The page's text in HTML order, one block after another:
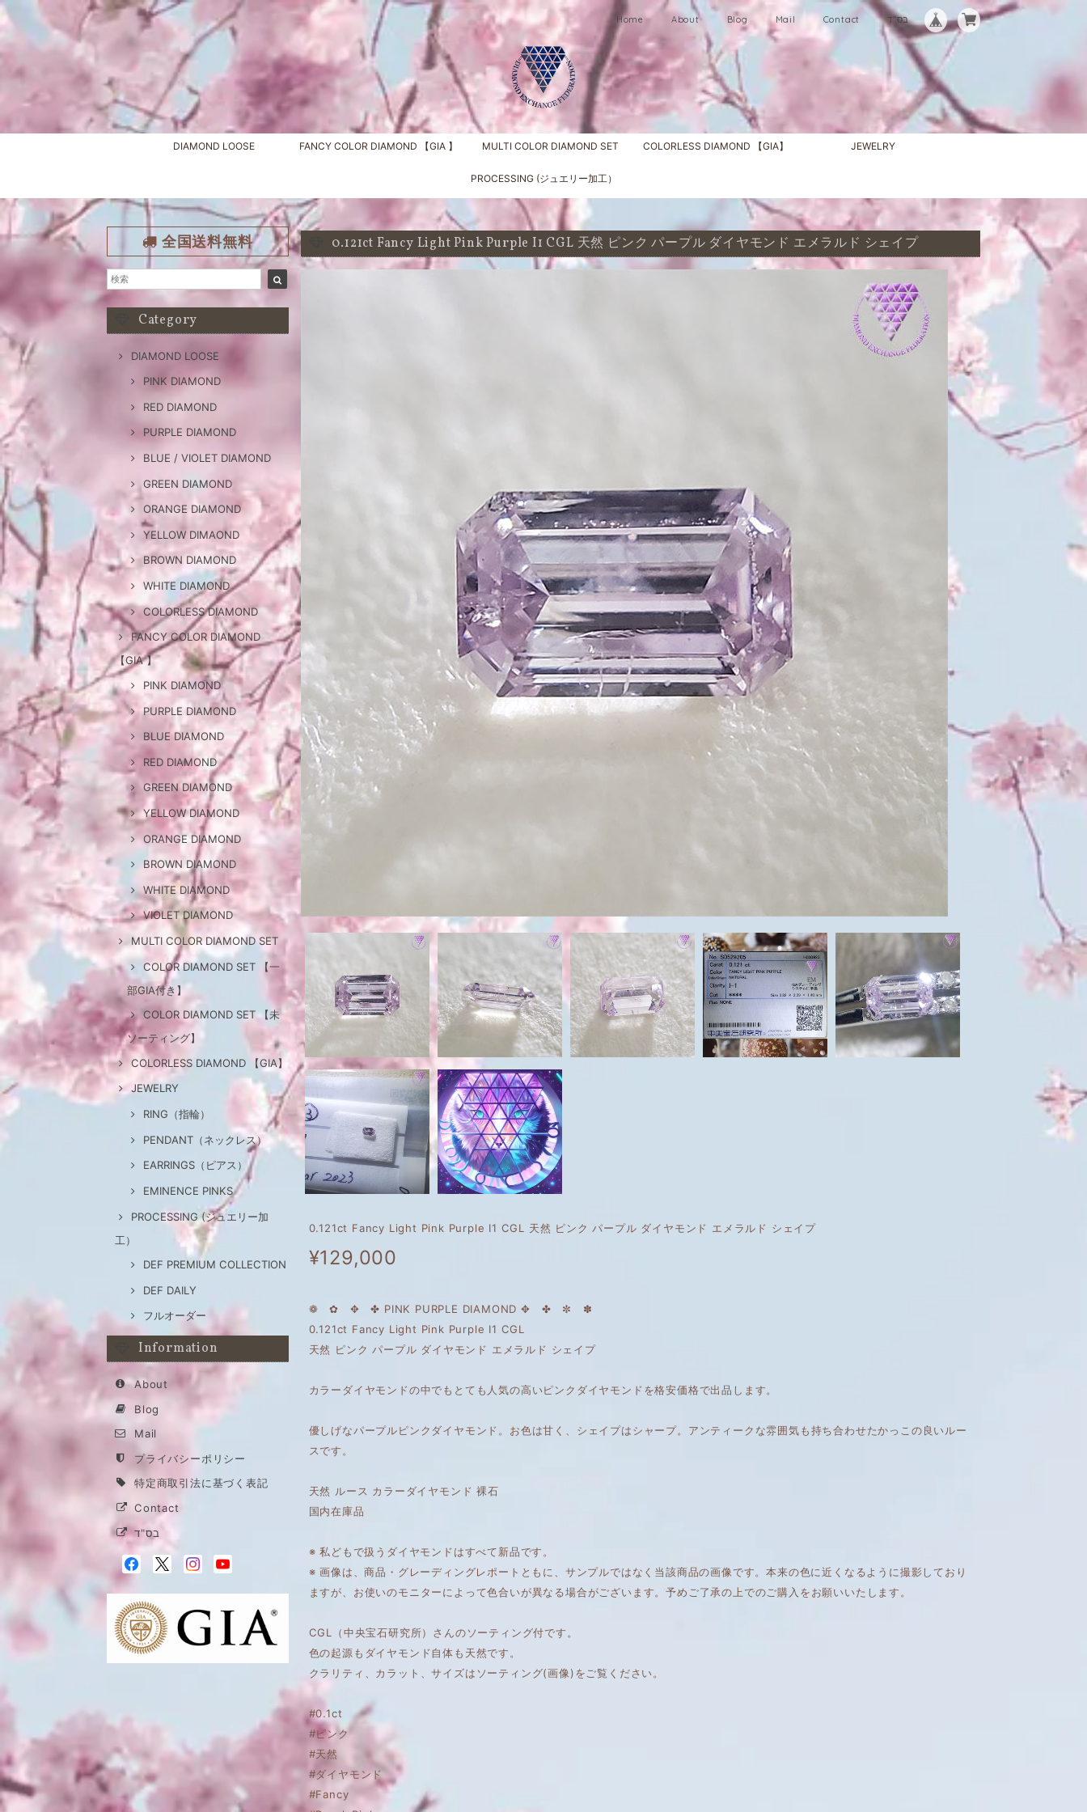
Home About Blog Mail Contact בס"ד
DIAMOND LOOSE FANCY COLOR DIAMOND 【GIA 】 MULTI COLOR DIAMOND SET COLORLESS DIAMOND 【GIA】 JEWELRY
PROCESSING (ジュエリー加工）
全国送料無料
Category
DIAMOND LOOSE
PINK DIAMOND
RED DIAMOND
PURPLE DIAMOND
BLUE / VIOLET DIAMOND
GREEN DIAMOND
ORANGE DIAMOND
YELLOW DIMAOND
BROWN DIAMOND
WHITE DIAMOND
COLORLESS DIAMOND
FANCY COLOR DIAMOND
【GIA 】
PINK DIAMOND
PURPLE DIAMOND
BLUE DIAMOND
RED DIAMOND
GREEN DIAMOND
YELLOW DIAMOND
ORANGE DIAMOND
BROWN DIAMOND
WHITE DIAMOND
VIOLET DIAMOND
MULTI COLOR DIAMOND SET
COLOR DIAMOND SET 【一
部GIA付き】
COLOR DIAMOND SET 【未
ソーティング】
COLORLESS DIAMOND 【GIA】
JEWELRY
RING（指輪）
PENDANT（ネックレス）
EARRINGS（ピアス）
EMINENCE PINKS
PROCESSING (ジュエリー加
工）
DEF PREMIUM COLLECTION
DEF DAILY
フルオーダー
Information
About
Blog
Mail
プライバシーポリシー
特定商取引法に基づく表記
Contact
בס"ד
0.121ct Fancy Light Pink Purple I1 CGL 天然 ピンク パープル ダイヤモンド エメラルド シェイプ
0.121ct Fancy Light Pink Purple I1 CGL 天然 ピンク パープル ダイヤモンド エメラルド シェイプ
¥129,000
❁ ✿ ✥ ✤ PINK PURPLE DIAMOND ✥ ✤ ✼ ✽
0.121ct Fancy Light Pink Purple I1 CGL
天然 ピンク パープル ダイヤモンド エメラルド シェイプ
カラーダイヤモンドの中でもとても人気の高いピンクダイヤモンドを格安価格で出品します。
優しげなパープルピンクダイヤモンド。お色は甘く、シェイプはシャープ。アンティークな雰囲気も持ち合わせたかっこの良いルー
スです。
天然 ルース カラーダイヤモンド 裸石
国内在庫品
※ 私どもで扱うダイヤモンドはすべて新品です。
※ 画像は、商品・グレーディングレポートともに、サンプルではなく当該商品の画像です。本来の色に近くなるように撮影しており
ますが、お使いのモニターによって色合いが異なる場合がございます。予めご了承の上でのご購入をお願いいたします。
CGL（中央宝石研究所）さんのソーティング付です。
色の起源もダイヤモンド自体も天然です。
クラリティ、カラット、サイズはソーティング(画像)をご覧ください。
#0.1ct
#ピンク
#天然
#ダイヤモンド
#Fancy